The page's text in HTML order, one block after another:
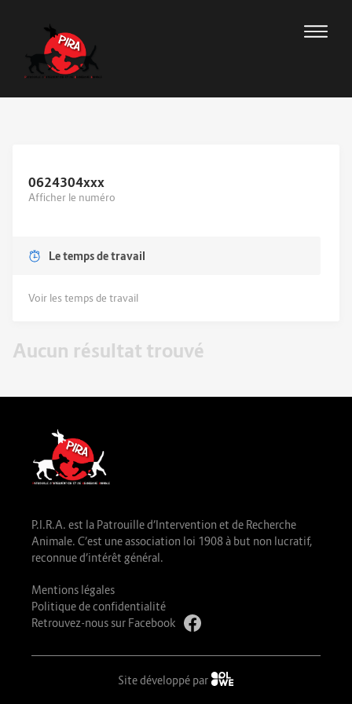
0624304xxx
Afficher le numéro
Le temps de travail
Voir les temps de travail
Aucun résultat trouvé
P.I.R.A. est la Patrouille d’Intervention et de Recherche
Animale. C’est une association loi 1908 à but non lucratif,
reconnue d’intérêt général.
Mentions légales
Politique de confidentialité
Retrouvez-nous sur Facebook
Site développé par